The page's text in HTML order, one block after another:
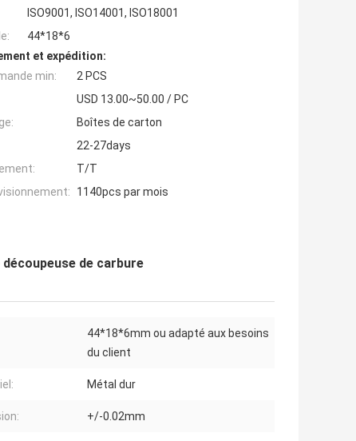
ISO9001, ISO14001, ISO18001
44*18*6
et expédition:
min:
2 PCS
USD 13.00~50.00 / PC
Boîtes de carton
22-27days
T/T
1140pcs par mois
de carbure
44*18*6mm ou adapté aux besoins
du client
Métal dur
+/-0.02mm